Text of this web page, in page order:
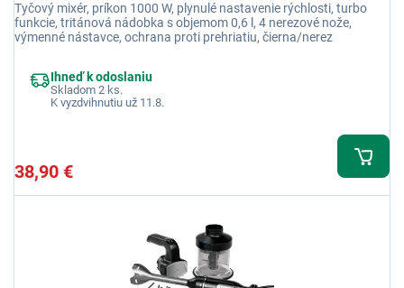
Tyčový mixér, príkon 1000 W, plynulé nastavenie rýchlosti, turbo
funkcie, tritánová nádobka s objemom 0,6 l, 4 nerezové nože,
výmenné nástavce, ochrana proti prehriatiu, čierna/nerez
Ihneď k odoslaniu
Skladom 2 ks.
K vyzdvihnutiu už 11.8.
38,90 €